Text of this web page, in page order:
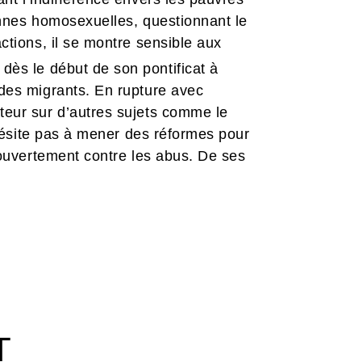
homosexuelles, questionnant le
il se montre sensible aux
le début de son pontificat à
migrants. En rupture avec
sur d’autres sujets comme le
pas à mener des réformes pour
contre les abus. De ses
2025 sur la crise
cessera de prêcher la tolérance
ans un lundi de Pâques. Avec des